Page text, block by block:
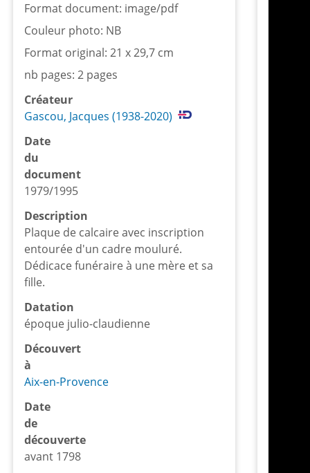
Format document: image/pdf
Couleur photo: NB
Format original: 21 x 29,7 cm
nb pages: 2 pages
Créateur
Gascou, Jacques (1938-2020)
Date
du
document
1979/1995
Description
Plaque de calcaire avec inscription
entourée d'un cadre mouluré.
Dédicace funéraire à une mère et sa
fille.
Datation
époque julio-claudienne
Découvert
à
Aix-en-Provence
Date
de
découverte
avant 1798